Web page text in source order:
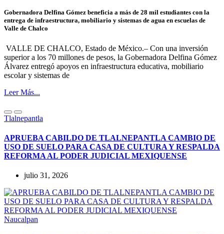
Gobernadora Delfina Gómez beneficia a más de 28 mil estudiantes con la
entrega de infraestructura, mobiliario y sistemas de agua en escuelas de
Valle de Chalco
VALLE DE CHALCO, Estado de México.– Con una inversión
superior a los 70 millones de pesos, la Gobernadora Delfina Gómez
Álvarez entregó apoyos en infraestructura educativa, mobiliario
escolar y sistemas de
Leer Más...
Tlalnepantla
APRUEBA CABILDO DE TLALNEPANTLA CAMBIO DE
USO DE SUELO PARA CASA DE CULTURA Y RESPALDA
REFORMA AL PODER JUDICIAL MEXIQUENSE
julio 31, 2026
Naucalpan